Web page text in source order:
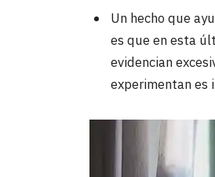
Un hecho que
es que en esta
evidencian
experimentan es